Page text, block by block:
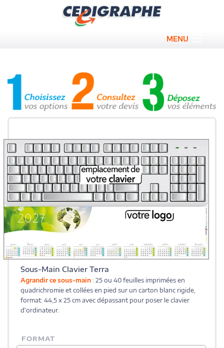
MENU
Cahiers sur mesure
Bloc couverture personnalisé
Sous-main personnalisés
Promos
Qui sommes nous ?
Contact
Sous-Main Clavier Terra
Agrandir ce sous-main: 25 ou 40 feuilles imprimées en
quadrichromie et collées en pied sur un carton blanc rigide,
format: 44,5 x 25 cm avec dépassant pour poser le clavier
d'ordinateur.
FORMAT